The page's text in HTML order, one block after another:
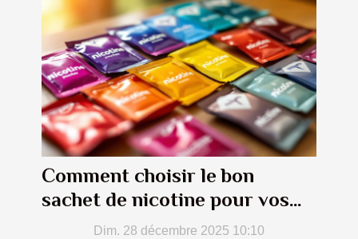
Comment choisir le bon
sachet de nicotine pour vos
besoins ?Dim. 28 décembre 2025 10:10